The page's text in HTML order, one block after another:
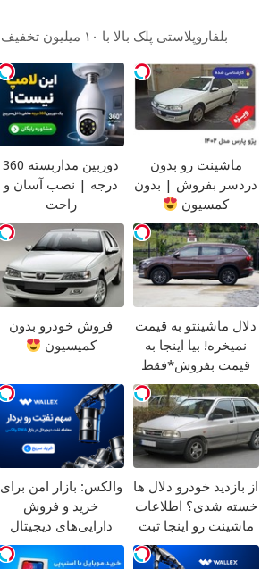
بلفاروپلاستی پلک بالا با ۱۰ میلیون تخفیف فقط ۲۵ میلیون
ماشینت رو بدون
دردسر بفروش | بدون
کمسیون
دوربین مداربسته 360
درجه | نصب آسان و
راحت
دلال ماشینتو به قیمت
نمیخره! بیا اینجا به
قیمت بفروش*فقط
خریدار واقعی*
فروش خودرو بدون
کمیسیون
از بازدید خودرو دلال ها
خسته شدی؟ اطلاعات
ماشینت رو اینجا ثبت
کن
والکس: بازار امن برای
خرید و فروش
دارایی‌های دیجیتال